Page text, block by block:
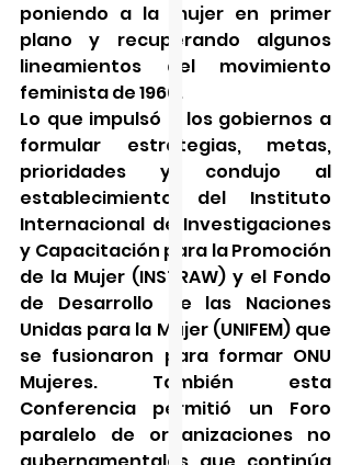
poniendo a la mujer en primer
plano y recuperando algunos
lineamientos del movimiento
feminista de 1960.
Lo que impulsó a los gobiernos a
formular estrategias, metas,
prioridades y condujo al
establecimiento del Instituto
Internacional de Investigaciones
y Capacitación para la Promoción
de la Mujer (INSTRAW) y el Fondo
de Desarrollo de las Naciones
Unidas para la Mujer (UNIFEM) que
se fusionaron para formar ONU
Mujeres. También esta
Conferencia permitió un Foro
paralelo de organizaciones no